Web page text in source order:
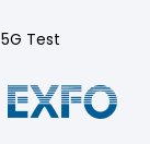
Test